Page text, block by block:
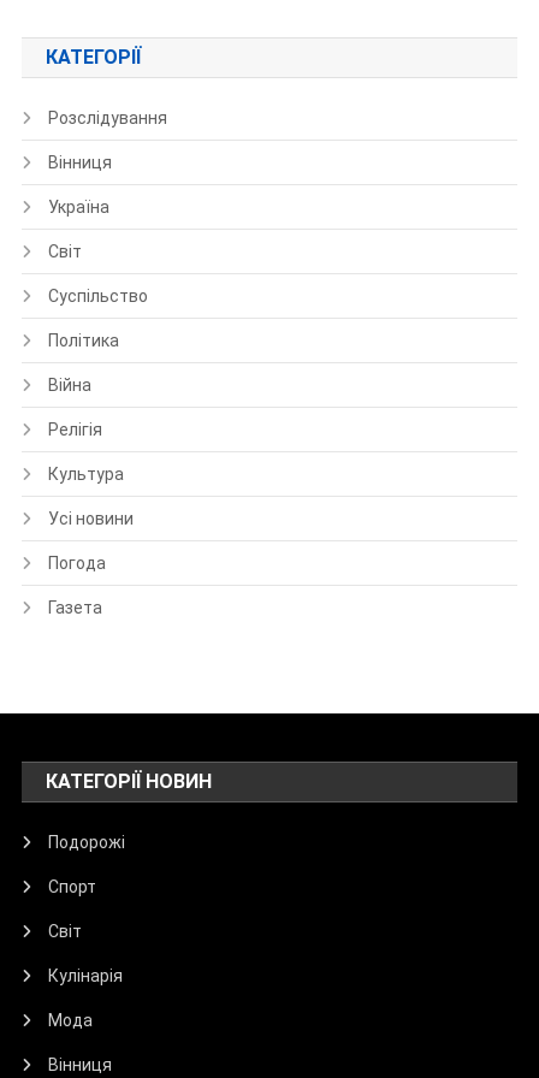
КАТЕГОРІЇ
Розслідування
Вінниця
Україна
Світ
Суспільство
Політика
Війна
Релігія
Культура
Усі новини
Погода
Газета
КАТЕГОРІЇ НОВИН
Подорожі
Спорт
Світ
Кулінарія
Мода
Вінниця